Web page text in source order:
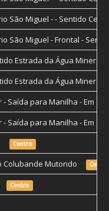
São Miguel - - Sentido
São Miguel - Frontal -
Estrada da Água
Estrada da Água
Saída para Manilha - Em
Saída para Manilha - Em
Centro
Colubande Mutondo Centro
Centro